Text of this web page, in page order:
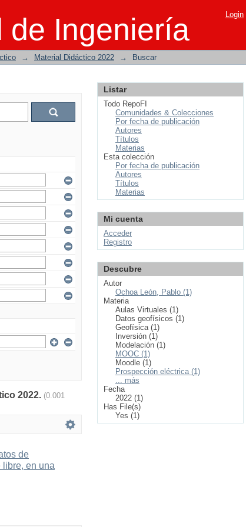
de Ingeniería Login
→ Material Didáctico 2022 → Buscar
2022. (0.001
de
en una
Listar
Todo RepoFI
Comunidades & Colecciones
Por fecha de publicación
Autores
Títulos
Materias
Esta colección
Por fecha de publicación
Autores
Títulos
Materias
Mi cuenta
Acceder
Registro
Descubre
Autor
Ochoa León, Pablo (1)
Materia
Aulas Virtuales (1)
Datos geofísicos (1)
Geofísica (1)
Inversión (1)
Modelación (1)
MOOC (1)
Moodle (1)
Prospección eléctrica (1)
... más
Fecha
2022 (1)
Has File(s)
Yes (1)